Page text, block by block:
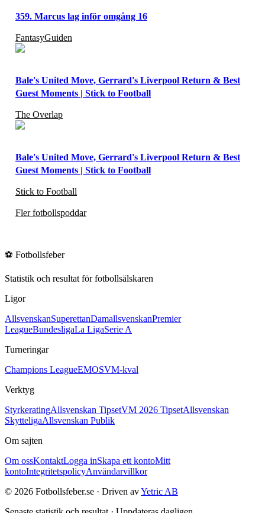
359. Marcus lag inför omgång 16
FantasyGuiden
Bale's United Move, Gerrard's Liverpool Return & Best
Guest Moments | Stick to Football
The Overlap
Bale's United Move, Gerrard's Liverpool Return & Best
Guest Moments | Stick to Football
Stick to Football
Fler fotbollspoddar
⚽ Fotbollsfeber
Statistik och resultat för fotbollsälskaren
Ligor
AllsvenskanSuperettanDamallsvenskanPremier
LeagueBundesligaLa LigaSerie A
Turneringar
Champions LeagueEMOSVM-kval
Verktyg
StyrkeratingAllsvenskan TipsetVM 2026 TipsetAllsvenskan
SkytteligaAllsvenskan Publik
Om sajten
Om ossKontaktLogga inSkapa ett kontoMitt
kontoIntegritetspolicyAnvändarvillkor
© 2026 Fotbollsfeber.se · Driven avYetric AB